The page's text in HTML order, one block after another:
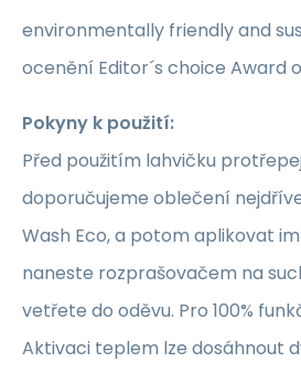
environmentally friendly and
ocenění Editor´s choice Award
Pokyny k použití:
Před použitím lahvičku
doporučujeme oblečení
Wash Eco, a potom aplikovat
naneste rozprašovačem na
vetřete do oděvu. Pro 100%
Aktivaci teplem lze dosáhnout